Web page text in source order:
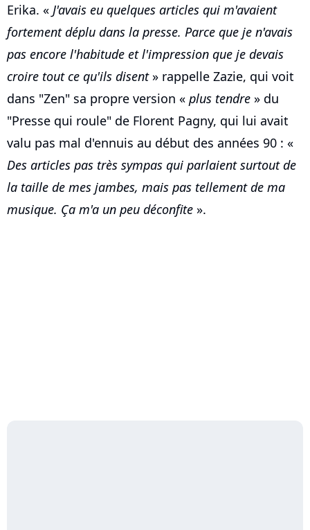
Erika. « J'avais eu quelques articles qui m'avaient
fortement déplu dans la presse. Parce que je n'avais
pas encore l'habitude et l'impression que je devais
croire tout ce qu'ils disent» rappelle Zazie, qui voit
dans "Zen" sa propre version « plus tendre » du
"Presse qui roule" de Florent Pagny, qui lui avait
valu pas mal d'ennuis au début des années 90 : «
Des articles pas très sympas qui parlaient surtout de
la taille de mes jambes, mais pas tellement de ma
musique. Ça m'a un peu déconfite ».